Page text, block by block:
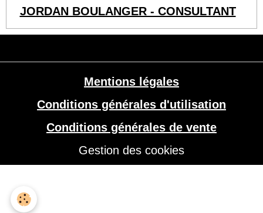
JORDAN BOULANGER - CONSULTANT
Mentions légales
Conditions générales d'utilisation
Conditions générales de vente
Gestion des cookies